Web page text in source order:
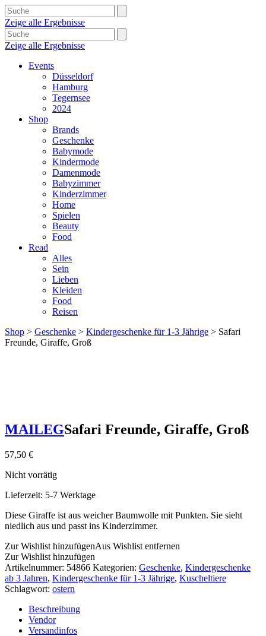
Zeige alle Ergebnisse
Zeige alle Ergebnisse
Events
Düsseldorf
Hamburg
Tegernsee
2024
Shop
Brands
Geschenke
Babymode
Kindermode
Damenmode
Babyzimmer
Kinderzimmer
Home
Spielen
Beauty
Food
Read
Alles
Sein
Lieben
Kleiden
Food
Reisen
Shop > Geschenke > Kindergeschenke für 1-3 Jährige > Safari
Freunde, Giraffe, Groß
MAILEGSafari Freunde, Giraffe, Groß
57,50 €
Nicht vorrätig
Lieferzeit: 5-7 Werktage
Diese Giraffe ist aus weicher Baumwolle mit Punkten. Sie sieht
niedlich aus und passt ins Kinderzimmer.
Zur Wishlist hinzufügenAus Wishlist entfernen
Zur Wishlist hinzufügen
Artikelnummer: 54866 Kategorien: Geschenke, Kindergeschenke
ab 3 Jahren, Kindergeschenke für 1-3 Jährige, Kuscheltiere
Schlagwort: ostern
Beschreibung
Vendor
Versandinfos